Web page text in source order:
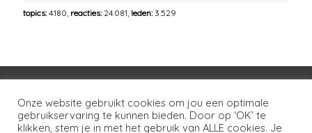
topics:4.180, reacties: 24.081, leden: 3.529
Voorwaarden Huisregels
Privacybeleid
Disclaimer
Over LSG Ons netwerk Contact
Onze website gebruikt cookies om jou een optimale
gebruikservaring te kunnen bieden. Door op ‘OK’ te
klikken, stem je in met het gebruik van ALLE cookies. Je